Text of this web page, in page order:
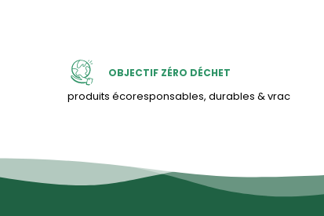
OBJECTIF ZÉRO DÉCHET
produits écoresponsables, durables & vrac